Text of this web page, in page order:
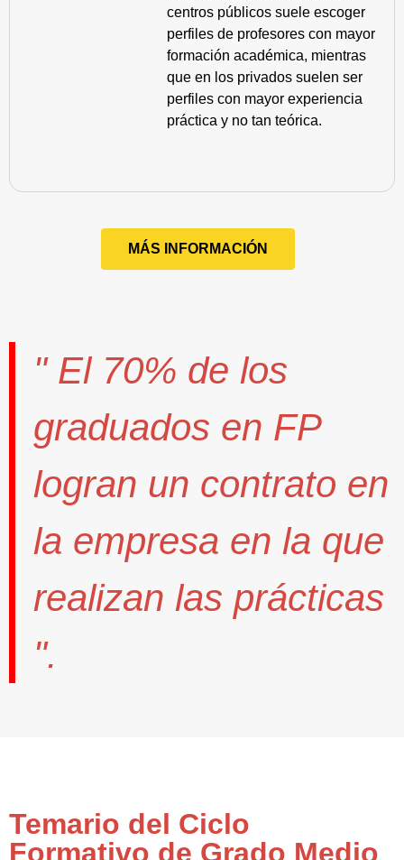
centros públicos suele escoger
perfiles de profesores con mayor
formación académica, mientras
que en los privados suelen ser
perfiles con mayor experiencia
práctica y no tan teórica.
MÁS INFORMACIÓN
" El 70% de los
graduados en FP
logran un contrato en
la empresa en la que
realizan las prácticas
".
Temario del Ciclo
Formativo de Grado Medio